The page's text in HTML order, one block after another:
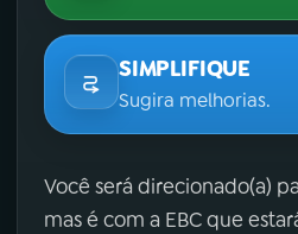
SIMPLIFIQUE
Sugira melhorias.
Você será direcionado(a)
mas é com a EBC que